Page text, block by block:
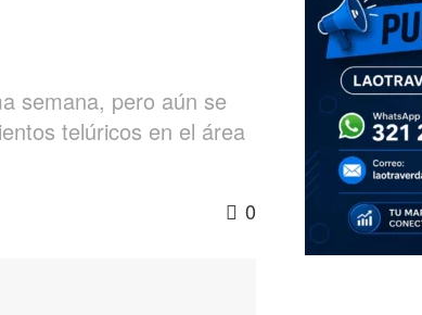
semana, pero aún se
telúricos en el área
0